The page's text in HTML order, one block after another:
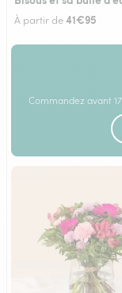
À partir de41€95
Commandez avant